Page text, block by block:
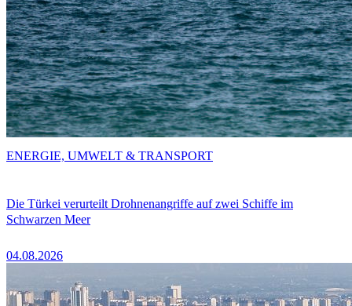
Die Türkei verurteilt Drohnenangriffe auf zwei Schiffe im
Schwarzen Meer
04.08.2026
ENERGIE, UMWELT & TRANSPORT